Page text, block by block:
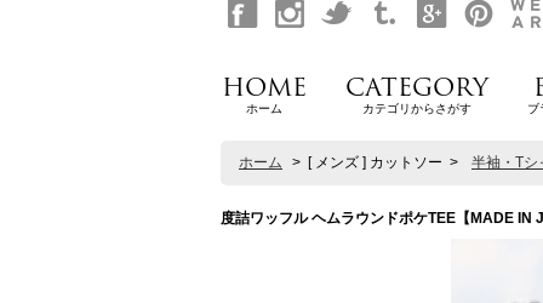
HOME
ホーム
CATEGORY
カテゴリからさがす ブ
ホーム > [ メンズ ] カットソー > 半袖・Tシ
度詰ワッフル ヘムラウンドポケTEE【MADE